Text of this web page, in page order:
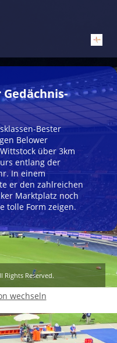
Bester
Belower
über 3km
entlang der
In einem
er den zahlreichen
Marktplatz noch
tolle Form zeigen.
Rights Reserved.
wechseln